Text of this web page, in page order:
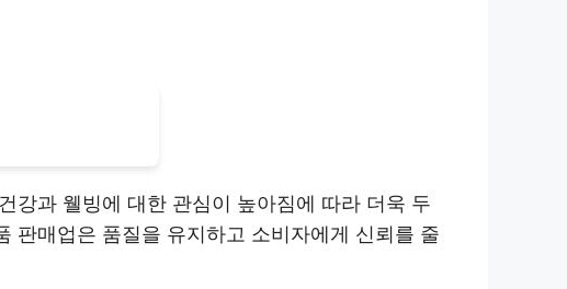
강과 웰빙에 대한 관심이 높아짐에 따라 더욱 두
판매업은 품질을 유지하고 소비자에게 신뢰를 줄